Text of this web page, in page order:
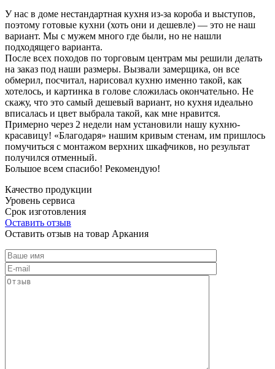
У нас в доме нестандартная кухня из-за короба и выступов,
поэтому готовые кухни (хоть они и дешевле) — это не наш
вариант. Мы с мужем много где были, но не нашли
подходящего варианта.
После всех походов по торговым центрам мы решили делать
на заказ под наши размеры. Вызвали замерщика, он все
обмерил, посчитал, нарисовал кухню именно такой, как
хотелось, и картинка в голове сложилась окончательно. Не
скажу, что это самый дешевый вариант, но кухня идеально
вписалась и цвет выбрала такой, как мне нравится.
Примерно через 2 недели нам установили нашу кухню-
красавицу! «Благодаря» нашим кривым стенам, им пришлось
помучиться с монтажом верхних шкафчиков, но результат
получился отменный.
Большое всем спасибо! Рекомендую!
Качество продукции
Уровень сервиса
Срок изготовления
Оставить отзыв
Оставить отзыв на товар Аркания